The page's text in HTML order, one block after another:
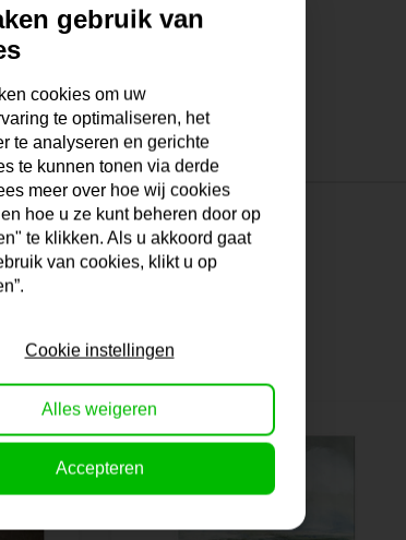
gebruik van
cookies om uw
te optimaliseren, het
te analyseren en gerichte
te kunnen tonen via derde
meer over hoe wij cookies
hoe u ze kunt beheren door op
te klikken. Als u akkoord gaat
van cookies, klikt u op
Cookie instellingen
Alles weigeren
Accepteren